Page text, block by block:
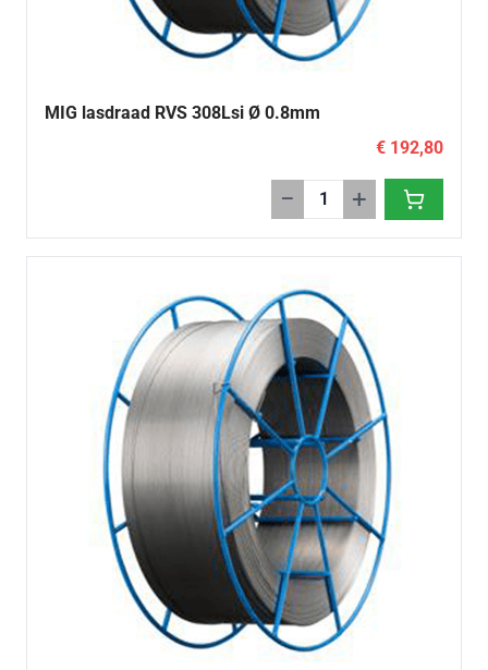
MIG lasdraad RVS 308Lsi Ø 0.8mm
€ 192,80
− +